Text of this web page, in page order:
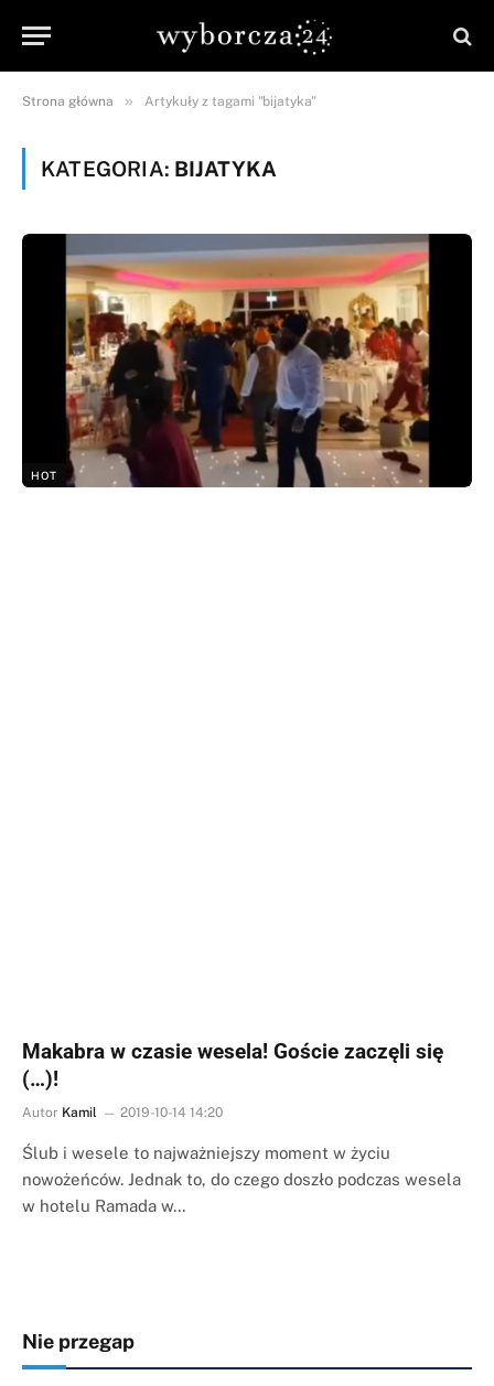
Strona główna » Artykuły z tagami "bijatyka"
KATEGORIA: BIJATYKA
HOT
Makabra w czasie wesela! Goście zaczęli się
(…)!
Autor Kamil 2019-10-14 14:20
Ślub i wesele to najważniejszy moment w życiu
nowożeńców. Jednak to, do czego doszło podczas wesela
w hotelu Ramada w…
Nie przegap